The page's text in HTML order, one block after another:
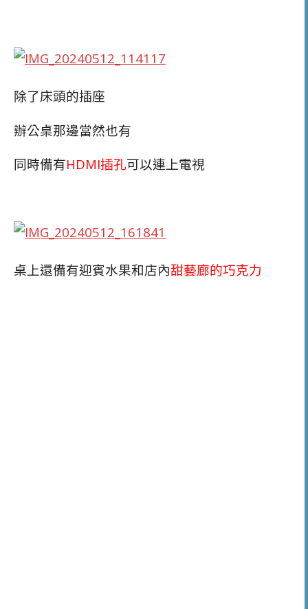
除了床頭的插座
辦公桌那邊當然也有
同時備有HDMI插孔可以連上電視
桌上還備有迎賓水果和店內甜藝廊的巧克力